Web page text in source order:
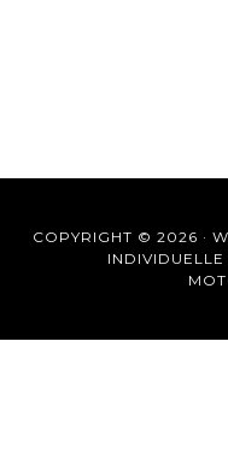
COPYRIGHT © 2026 ·